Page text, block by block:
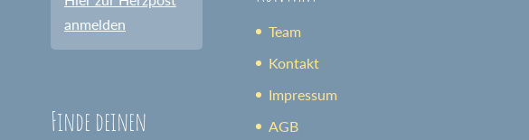
anmelden
Finde deinen
Team
Kontakt
Impressum
AGB